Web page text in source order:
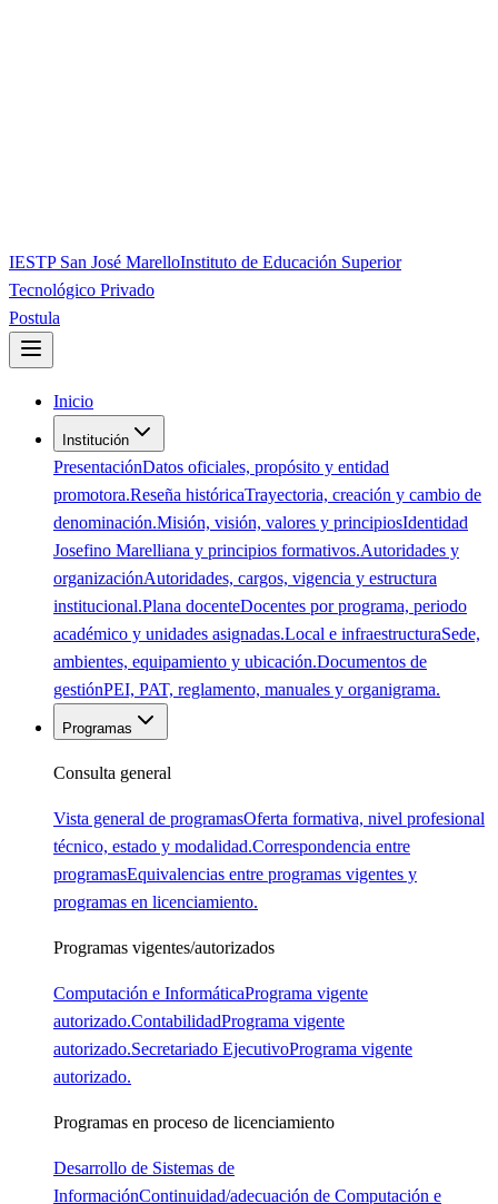
IESTP San José MarelloInstituto de Educación Superior
Tecnológico Privado
Postula
Inicio
Institución
PresentaciónDatos oficiales, propósito y entidad
promotora.Reseña históricaTrayectoria, creación y cambio de
denominación.Misión, visión, valores y principiosIdentidad
Josefino Marelliana y principios formativos.Autoridades y
organizaciónAutoridades, cargos, vigencia y estructura
institucional.Plana docenteDocentes por programa, periodo
académico y unidades asignadas.Local e infraestructuraSede,
ambientes, equipamiento y ubicación.Documentos de
gestiónPEI, PAT, reglamento, manuales y organigrama.
Programas
Consulta general
Vista general de programasOferta formativa, nivel profesional
técnico, estado y modalidad.Correspondencia entre
programasEquivalencias entre programas vigentes y
programas en licenciamiento.
Programas vigentes/autorizados
Computación e InformáticaPrograma vigente
autorizado.ContabilidadPrograma vigente
autorizado.Secretariado EjecutivoPrograma vigente
autorizado.
Programas en proceso de licenciamiento
Desarrollo de Sistemas de
InformaciónContinuidad/adecuación de Computación e